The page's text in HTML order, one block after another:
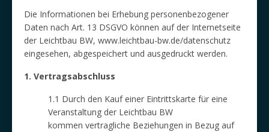
Die Informationen bei Erhebung personenbezogener
Daten nach Art. 13 DSGVO können auf der Internetseite
der Leichtbau BW, www.leichtbau-bw.de/datenschutz
eingesehen, abgespeichert und ausgedruckt werden.
1. Vertragsabschluss
1.1 Durch den Kauf einer Eintrittskarte für eine
Veranstaltung der Leichtbau BW
kommen vertragliche Beziehungen in Bezug auf